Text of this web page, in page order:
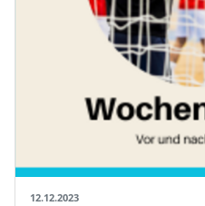
12.12.2023